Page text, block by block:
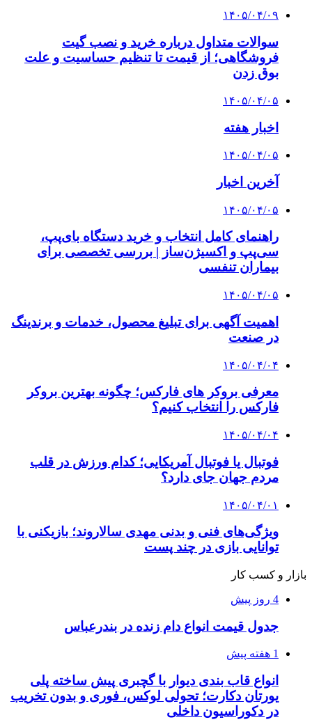
۱۴۰۵/۰۴/۰۹
سوالات متداول درباره خرید و نصب گیت
فروشگاهی؛ از قیمت تا تنظیم حساسیت و علت
بوق زدن
۱۴۰۵/۰۴/۰۵
اخبار هفته
۱۴۰۵/۰۴/۰۵
آخرین اخبار
۱۴۰۵/۰۴/۰۵
راهنمای کامل انتخاب و خرید دستگاه بای‌پپ،
سی‌پپ و اکسیژن‌ساز | بررسی تخصصی برای
بیماران تنفسی
۱۴۰۵/۰۴/۰۵
اهمیت آگهی برای تبلیغ محصول، خدمات و برندینگ
در صنعت
۱۴۰۵/۰۴/۰۴
معرفی بروکر های فارکس؛ چگونه بهترین بروکر
فارکس را انتخاب کنیم؟
۱۴۰۵/۰۴/۰۴
فوتبال یا فوتبال آمریکایی؛ کدام ورزش در قلب
مردم جهان جای دارد؟
۱۴۰۵/۰۴/۰۱
ویژگی‌های فنی و بدنی مهدی سالاروند؛ بازیکنی با
توانایی بازی در چند پست
بازار و کسب کار
4 روز پیش
جدول قیمت انواع دام زنده در بندرعباس
1 هفته پیش
انواع قاب بندی دیوار با گچبری پیش ساخته پلی
یورتان دکارت؛ تحولی لوکس، فوری و بدون تخریب
در دکوراسیون داخلی